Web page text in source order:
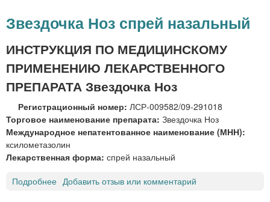
Звездочка Ноз спрей назальный
ИНСТРУКЦИЯ ПО МЕДИЦИНСКОМУ
ПРИМЕНЕНИЮ ЛЕКАРСТВЕННОГО
ПРЕПАРАТА Звездочка Ноз
Регистрационный номер: ЛСР-009582/09-291018
Торговое наименование препарата: Звездочка Ноз
Международное непатентованное наименование (МНН):
ксилометазолин
Лекарственная форма: спрей назальный
Подробнее Добавить отзыв или комментарий